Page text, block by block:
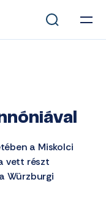
a Miskolci
vett részt
Würzburgi